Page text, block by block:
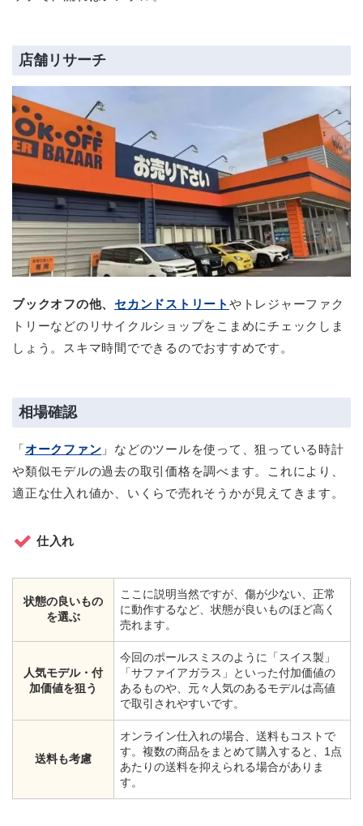
店舗リサーチ
ブックオフの他、 セカンドストリート やトレジャーファク
トリーなどのリサイクルショップをこまめにチェックしま
しょう。スキマ時間でできるのでおすすめです。
相場確認
「オークファン 」などのツールを使って、狙っている時計
や類似モデルの過去の取引価格を調べます。これにより、
適正な仕入れ値か、いくらで売れそうかが見えてきます。
仕入れ
状態の良いもの
を選ぶ
ここに説明当然ですが、傷が少ない、正常
に動作するなど、状態が良いものほど高く
売れます。
人気モデル・付
加価値を狙う
今回のポールスミスのように「スイス製」
「サファイアガラス」といった付加価値の
あるものや、元々人気のあるモデルは高値
で取引されやすいです。
送料も考慮
オンライン仕入れの場合、送料もコストで
す。複数の商品をまとめて購入すると、1点
あたりの送料を抑えられる場合がありま
す。